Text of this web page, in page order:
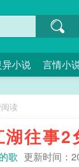
异小说 言情小
读
湖往事2
歌 更新时间：